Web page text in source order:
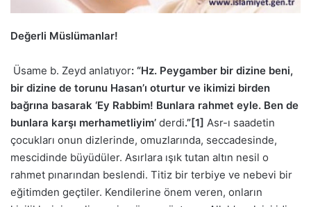
Değerli Müslümanlar!
Üsame b. Zeyd anlatıyor: “Hz. Peygamber bir dizine beni,
bir dizine de torunu Hasan’ı oturtur ve ikimizi birden
bağrına basarak ‘Ey Rabbim! Bunlara rahmet eyle. Ben de
bunlara karşı merhametliyim’ derdi.”[1] Asr-ı saadetin
çocukları onun dizlerinde, omuzlarında, seccadesinde,
mescidinde büyüdüler. Asırlara ışık tutan altın nesil o
rahmet pınarından beslendi. Titiz bir terbiye ve nebevi bir
eğitimden geçtiler. Kendilerine önem veren, onların